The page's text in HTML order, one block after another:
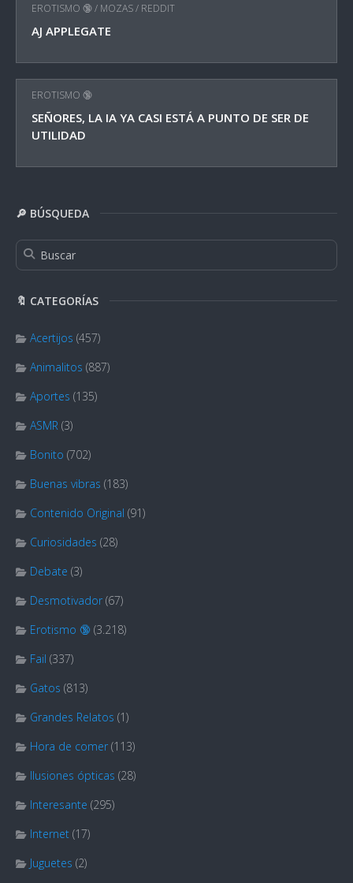
EROTISMO 🔞/ MOZAS/ REDDIT
AJ APPLEGATE
EROTISMO 🔞
SEÑORES, LA IA YA CASI ESTÁ A PUNTO DE SER DE
UTILIDAD
🔎 BÚSQUEDA
🔖 CATEGORÍAS
Acertijos (457)
Animalitos (887)
Aportes (135)
ASMR (3)
Bonito (702)
Buenas vibras (183)
Contenido Original (91)
Curiosidades (28)
Debate (3)
Desmotivador (67)
Erotismo 🔞 (3.218)
Fail (337)
Gatos (813)
Grandes Relatos (1)
Hora de comer (113)
Ilusiones ópticas (28)
Interesante (295)
Internet (17)
Juguetes (2)